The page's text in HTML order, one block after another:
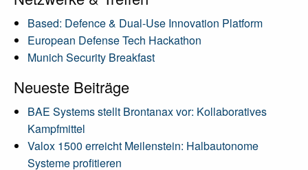
Based: Defence & Dual-Use Innovation Platform
European Defense Tech Hackathon
Munich Security Breakfast
Neueste Beiträge
BAE Systems stellt Brontanax vor: Kollaboratives
Kampfmittel
Valox 1500 erreicht Meilenstein: Halbautonome
Systeme profitieren